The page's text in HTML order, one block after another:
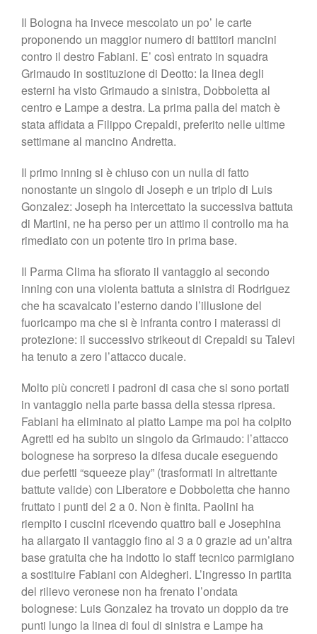
Il Bologna ha invece mescolato un po’ le carte
proponendo un maggior numero di battitori mancini
contro il destro Fabiani. E’ così entrato in squadra
Grimaudo in sostituzione di Deotto: la linea degli
esterni ha visto Grimaudo a sinistra, Dobboletta al
centro e Lampe a destra. La prima palla del match è
stata affidata a Filippo Crepaldi, preferito nelle ultime
settimane al mancino Andretta.
Il primo inning si è chiuso con un nulla di fatto
nonostante un singolo di Joseph e un triplo di Luis
Gonzalez: Joseph ha intercettato la successiva battuta
di Martini, ne ha perso per un attimo il controllo ma ha
rimediato con un potente tiro in prima base.
Il Parma Clima ha sfiorato il vantaggio al secondo
inning con una violenta battuta a sinistra di Rodriguez
che ha scavalcato l’esterno dando l’illusione del
fuoricampo ma che si è infranta contro i materassi di
protezione: il successivo strikeout di Crepaldi su Talevi
ha tenuto a zero l’attacco ducale.
Molto più concreti i padroni di casa che si sono portati
in vantaggio nella parte bassa della stessa ripresa.
Fabiani ha eliminato al piatto Lampe ma poi ha colpito
Agretti ed ha subito un singolo da Grimaudo: l’attacco
bolognese ha sorpreso la difesa ducale eseguendo
due perfetti “squeeze play” (trasformati in altrettante
battute valide) con Liberatore e Dobboletta che hanno
fruttato i punti del 2 a 0. Non è finita. Paolini ha
riempito i cuscini ricevendo quattro ball e Josephina
ha allargato il vantaggio fino al 3 a 0 grazie ad un’altra
base gratuita che ha indotto lo staff tecnico parmigiano
a sostituire Fabiani con Aldegheri. L’ingresso in partita
del rilievo veronese non ha frenato l’ondata
bolognese: Luis Gonzalez ha trovato un doppio da tre
punti lungo la linea di foul di sinistra e Lampe ha